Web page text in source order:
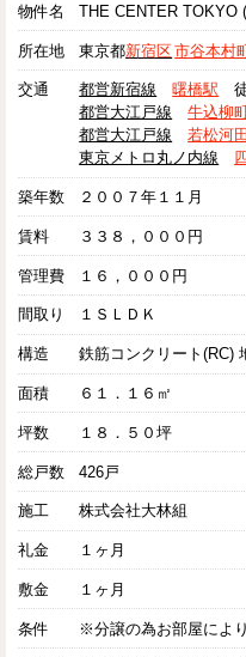
物件名 THE CENTER TOKYO
所在地 東京都新宿区市谷本村
交通 都営新宿線 曙橋駅
都営大江戸線
牛込柳
都営大江戸線
若松河
東京メトロ丸ノ内線
築年数 ２００７年１１月
賃料 ３３８，０００円
管理費 １６，０００円
間取り １ＳＬＤＫ
構造 鉄筋コンクリート(RC)
面積 ６１．１６㎡
坪数 １８．５０坪
総戸数 426戸
施工 株式会社大林組
礼金 １ヶ月
敷金 １ヶ月
条件 ※分譲の為お部屋によ